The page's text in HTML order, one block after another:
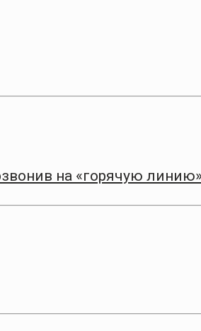
на «горячую